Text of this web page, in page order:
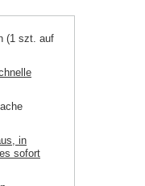
(1 szt. auf
in
sofort